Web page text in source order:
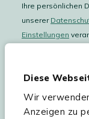
Diese
Wir
Anzeigen zu
Ihre persönlichen
unserer
Einstellungen
Hilfe & Service